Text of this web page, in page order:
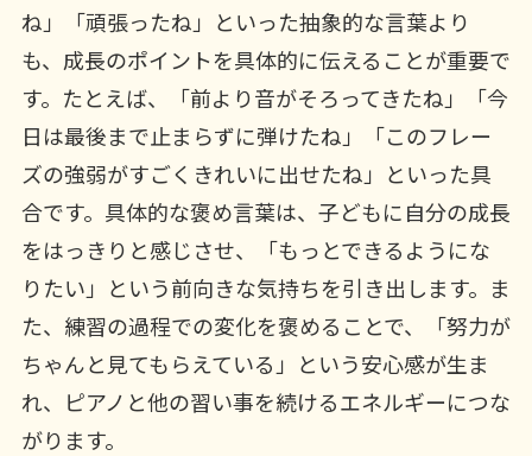
ね」「頑張ったね」といった抽象的な言葉より
も、成長のポイントを具体的に伝えることが重要で
す。たとえば、「前より音がそろってきたね」「今
日は最後まで止まらずに弾けたね」「このフレー
ズの強弱がすごくきれいに出せたね」といった具
合です。具体的な褒め言葉は、子どもに自分の成長
をはっきりと感じさせ、「もっとできるようにな
りたい」という前向きな気持ちを引き出します。ま
た、練習の過程での変化を褒めることで、「努力が
ちゃんと見てもらえている」という安心感が生ま
れ、ピアノと他の習い事を続けるエネルギーにつな
がります。